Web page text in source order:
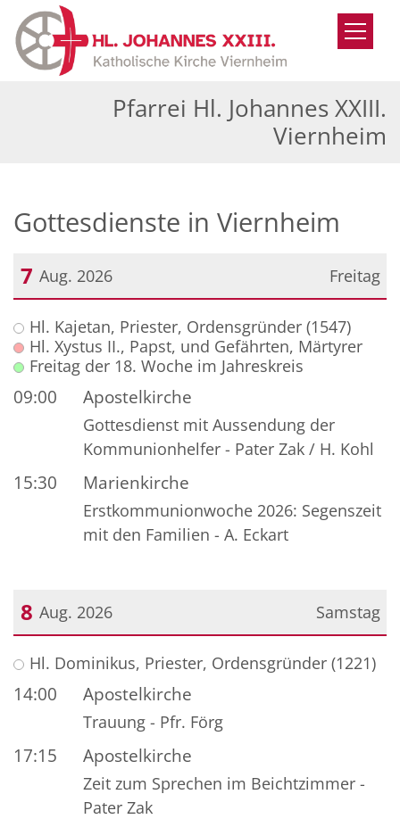
Zum Inhalt springen
Pfarrei Hl. Johannes XXIII.
Viernheim
Gottesdienste in Viernheim
Freitag
7 Aug. 2026
Datum: 7. August 2026
Hl. Kajetan, Priester, Ordensgründer (1547)
Hl. Xystus II., Papst, und Gefährten, Märtyrer
Freitag der 18. Woche im Jahreskreis
09:00 Apostelkirche
Gottesdienst mit Aussendung der
Kommunionhelfer - Pater Zak / H. Kohl
15:30 Marienkirche
Erstkommunionwoche 2026: Segenszeit
mit den Familien - A. Eckart
Samstag
8 Aug. 2026
Datum: 8. August 2026
Hl. Dominikus, Priester, Ordensgründer (1221)
14:00 Apostelkirche
Trauung - Pfr. Förg
17:15 Apostelkirche
Zeit zum Sprechen im Beichtzimmer -
Pater Zak